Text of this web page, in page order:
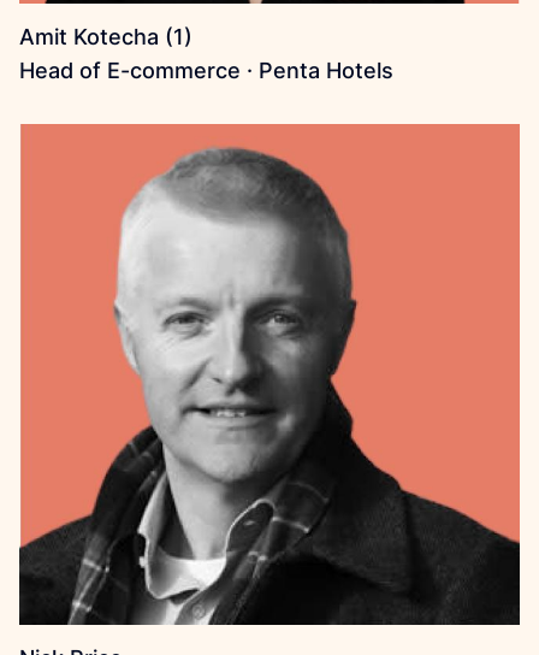
Amit Kotecha (1)
Head of E-commerce · Penta Hotels